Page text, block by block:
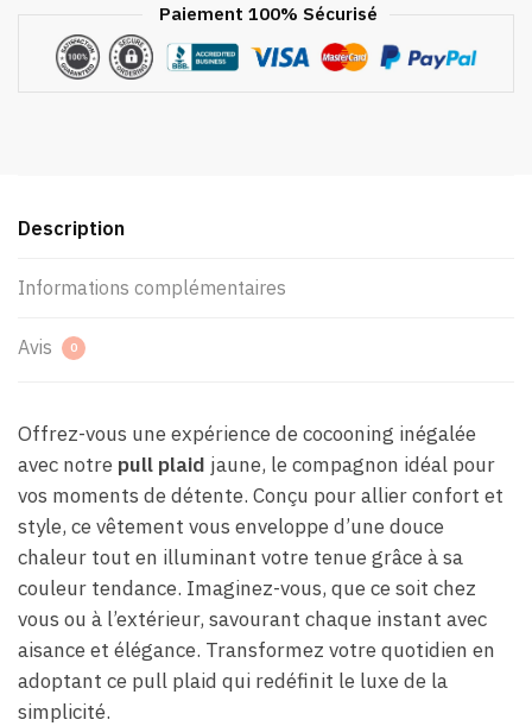
Paiement 100% Sécurisé
Description
Informations complémentaires
Avis 0
Offrez-vous une expérience de cocooning inégalée
avec notre pull plaid jaune, le compagnon idéal pour
vos moments de détente. Conçu pour allier confort et
style, ce vêtement vous enveloppe d’une douce
chaleur tout en illuminant votre tenue grâce à sa
couleur tendance. Imaginez-vous, que ce soit chez
vous ou à l’extérieur, savourant chaque instant avec
aisance et élégance. Transformez votre quotidien en
adoptant ce pull plaid qui redéfinit le luxe de la
simplicité.